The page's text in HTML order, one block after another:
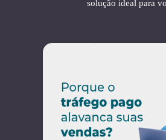
solução ideal para